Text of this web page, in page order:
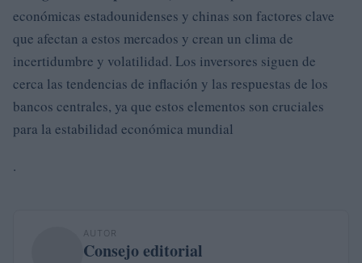
económicas estadounidenses y chinas son factores clave
que afectan a estos mercados y crean un clima de
incertidumbre y volatilidad. Los inversores siguen de
cerca las tendencias de inflación y las respuestas de los
bancos centrales, ya que estos elementos son cruciales
para la estabilidad económica mundial
.
AUTOR
Consejo editorial